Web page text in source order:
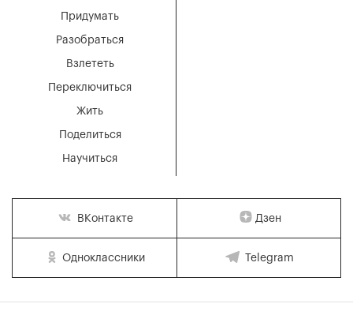
Придумать
Разобраться
Взлететь
Переключиться
Жить
Поделиться
Научиться
ВКонтакте Дзен
Одноклассники Telegram